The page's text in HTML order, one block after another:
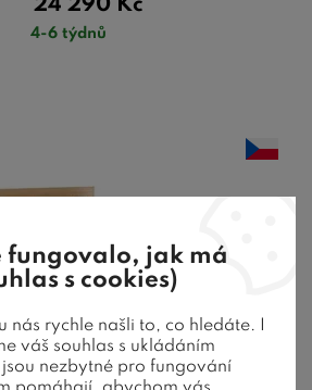
24 290 Kč
4-6 týdnů
fungovalo, jak má
s cookies)
nás rychle našli to, co hledáte. I
váš souhlas s ukládáním
nezbytné pro fungování